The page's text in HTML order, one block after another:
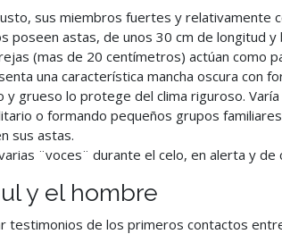
sus miembros fuertes y relativamente
poseen astas, de unos 30 cm de longitud y
(mas de 20 centímetros) actúan como
una característica mancha oscura con
y grueso lo protege del clima riguroso.
o formando pequeños grupos
sus astas.
¨voces¨ durante el celo, en alerta y
y el hombre
testimonios de los primeros contactos